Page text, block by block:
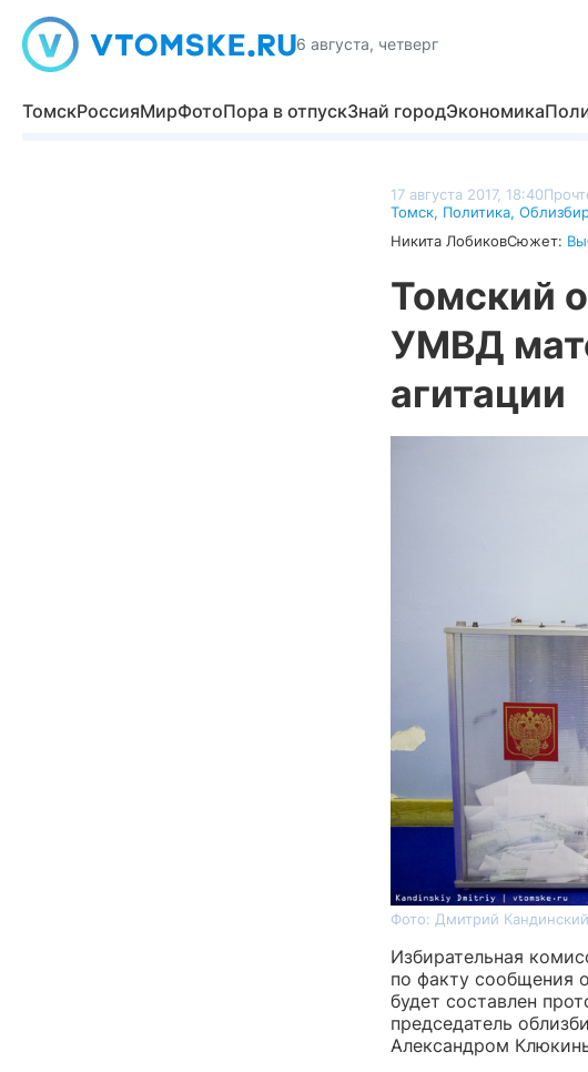
6 августа, четверг
ТомскРоссияМирФотоПора в отпускЗнай городЭкономика
17 августа 2017, 18:40
Томск, Политика,
Никита ЛобиковСюжет:
Томский
УМВД
агитации
Фото: Дмитрий
Избирательная
по факту сообщения
будет составлен
председатель
Александром